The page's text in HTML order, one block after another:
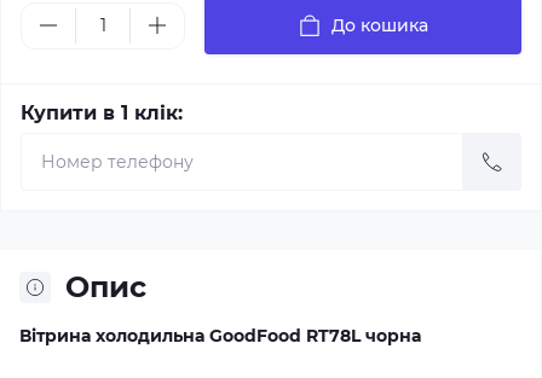
До кошика
Купити в 1 клік:
Опис
Вітрина холодильна GoodFood RT78L чорна